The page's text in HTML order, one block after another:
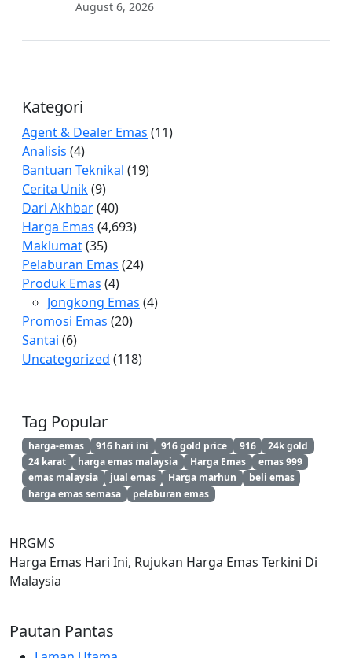
August 6, 2026
Kategori
Agent & Dealer Emas (11)
Analisis (4)
Bantuan Teknikal (19)
Cerita Unik(9)
Dari Akhbar(40)
Harga Emas (4,693)
Maklumat(35)
Pelaburan Emas (24)
Produk Emas (4)
Jongkong Emas (4)
Promosi Emas (20)
Santai (6)
Uncategorized (118)
Tag Popular
harga-emas 916 hari ini 916 gold price 916
24k gold
24 karat
harga emas malaysia Harga Emas
emas 999
emas malaysia
jual emas Harga marhun
beli emas
harga emas semasa
pelaburan emas
HRGMS
Harga Emas Hari Ini, Rujukan Harga Emas Terkini Di
Malaysia
Pautan Pantas